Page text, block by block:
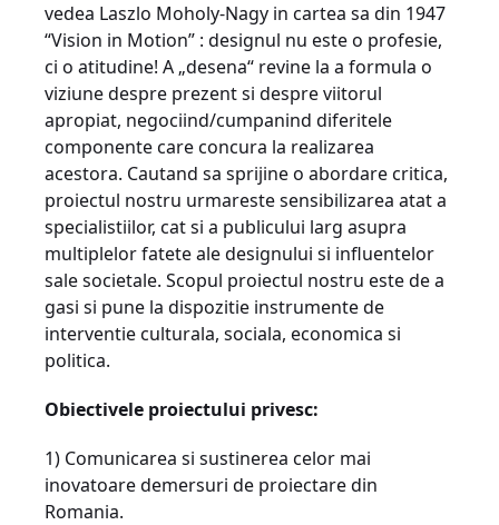
vedea Laszlo Moholy-Nagy in cartea sa din 1947
“Vision in Motion” : designul nu este o profesie,
ci o atitudine! A „desena“ revine la a formula o
viziune despre prezent si despre viitorul
apropiat, negociind/cumpanind diferitele
componente care concura la realizarea
acestora. Cautand sa sprijine o abordare critica,
proiectul nostru urmareste sensibilizarea atat a
specialistiilor, cat si a publicului larg asupra
multiplelor fatete ale designului si influentelor
sale societale. Scopul proiectul nostru este de a
gasi si pune la dispozitie instrumente de
interventie culturala, sociala, economica si
politica.
Obiectivele proiectului privesc:
1) Comunicarea si sustinerea celor mai
inovatoare demersuri de proiectare din
Romania.